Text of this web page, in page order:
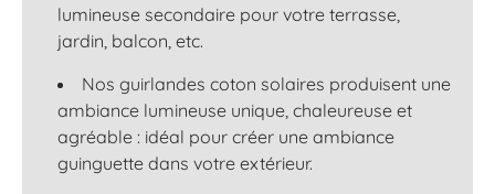
lumineuse secondaire pour votre terrasse,
jardin, balcon, etc.
Nos guirlandes coton solaires produisent une
ambiance lumineuse unique, chaleureuse et
agréable : idéal pour créer une ambiance
guinguette dans votre extérieur.